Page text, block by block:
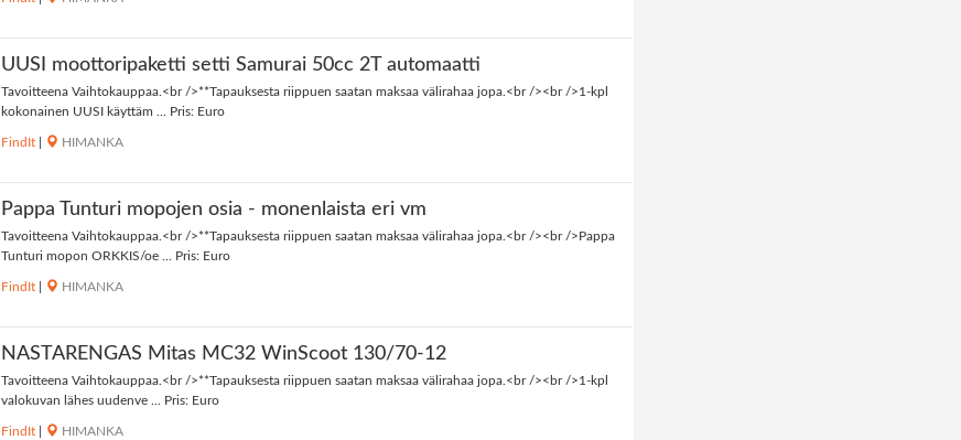
UUSI moottoripaketti setti Samurai 50cc 2T automaatti
Tavoitteena Vaihtokauppaa.<br />**Tapauksesta riippuen saatan maksaa välirahaa jopa.<br /><br />1-kpl
kokonainen UUSI käyttäm ... Pris: Euro
FindIt HIMANKA
Pappa Tunturi mopojen osia - monenlaista eri vm
Tavoitteena Vaihtokauppaa.<br />**Tapauksesta riippuen saatan maksaa välirahaa jopa.<br /><br />Pappa
Tunturi mopon ORKKIS/oe ... Pris: Euro
FindIt HIMANKA
NASTARENGAS Mitas MC32 WinScoot 130/70-12
Tavoitteena Vaihtokauppaa.<br />**Tapauksesta riippuen saatan maksaa välirahaa jopa.<br /><br />1-kpl
valokuvan lähes uudenve ... Pris: Euro
FindIt HIMANKA